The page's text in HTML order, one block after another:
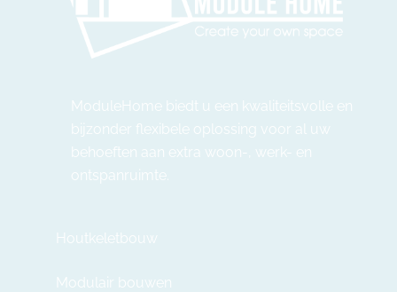
ModuleHome biedt u een kwaliteitsvolle en
bijzonder flexibele oplossing voor al uw
behoeften aan extra woon-, werk- en
ontspanruimte.
Houtkeletbouw
Modulair bouwen